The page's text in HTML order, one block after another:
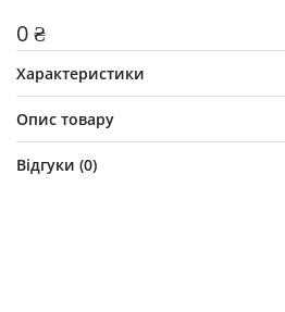
0 ₴
Характеристики
Опис товару
Відгуки (0)